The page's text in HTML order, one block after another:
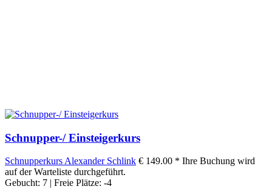
Schnupper-/ Einsteigerkurs
Schnupperkurs Alexander Schlink € 149.00 * Ihre Buchung wird
auf der Warteliste durchgeführt.
Gebucht: 7 | Freie Plätze: -4